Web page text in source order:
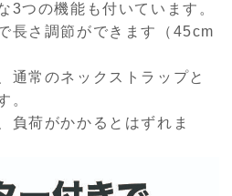
3つの機能も付いています。
さ調節ができます（45cm
常のネックストラップと
。
荷がかかるとはずれま